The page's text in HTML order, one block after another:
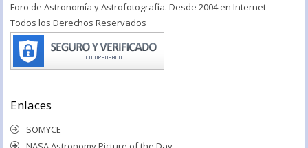
Foro de Astronomía y Astrofotografía. Desde 2004 en Internet
Todos los Derechos Reservados
Enlaces
SOMYCE